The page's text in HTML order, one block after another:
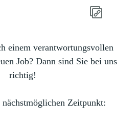
einem verantwortungsvollen
Job? Dann sind Sie bei uns
richtig!
Zeitpunkt: